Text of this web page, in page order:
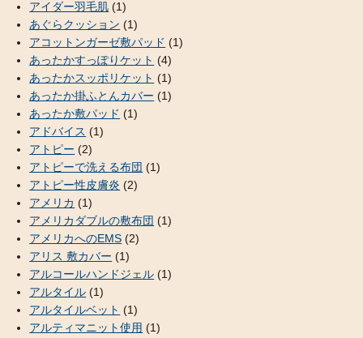
アイダー羽毛肌 (1)
あぐらクッション (1)
アコットンガーゼ敷パッド (1)
あったかすっぽりケット (4)
あったかスッポリケット (1)
あったか掛ふとんカバー (1)
あったか敷パッド (1)
アドバイス (1)
アトピー (2)
アトピーで洗える布団 (1)
アトピー性皮膚炎 (2)
アメリカ (1)
アメリカダブルの敷布団 (1)
アメリカへのEMS (2)
アリス 敷カバー (1)
アルコールハンドジェル (1)
アルタイル (1)
アルタイルベット (1)
アルティマニット使用 (1)